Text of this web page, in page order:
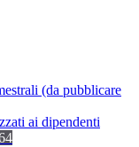
(da pubblicare
ai dipendenti